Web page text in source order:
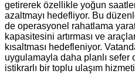
getirerek özellikle yoğun
azaltmayı hedefliyor. Bu
de operasyonel rahatlama
kapasitesini artırması ve
kısaltması hedefleniyor.
uygulamayla daha planlı sefer
istikrarlı bir toplu ulaşım